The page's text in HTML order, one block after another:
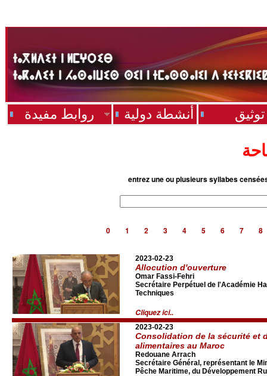
روابط مفيدة أنشطة دولية توثيق
entrez une ou plusieurs syllabes
0 1 2 3 4 5 6 7 8
2023-02-23
Allocution d'ouverture
Omar Fassi-Fehri
Secrétaire Perpétuel de l'Académie
Techniques
Cliquez ici..
2023-02-23
Consolidation de la sécurité et
alimentaires au Maroc
Redouane Arrach
Secrétaire Général, représentant le
Pêche Maritime, du Développement